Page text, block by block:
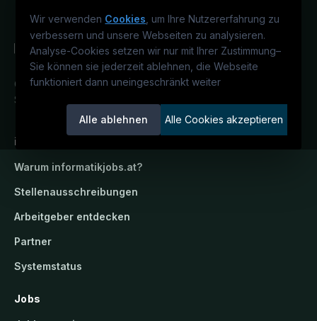
Wir verwenden Cookies , um Ihre Nutzererfahrung zu
verbessern und unsere Webseiten zu analysieren.
Analyse-Cookies setzen wir nur mit Ihrer Zustimmung–
Sie können sie jederzeit ablehnen, die Webseite
funktioniert dann uneingeschränkt weiter
Alle ablehnen Alle Cookies akzeptieren
Österreichs IT-Karriereportal.Ein
Service der candidatis GmbH.
informatikjobs.at
Warum informatikjobs.at?
Stellenausschreibungen
Arbeitgeber entdecken
Partner
Systemstatus
Jobs